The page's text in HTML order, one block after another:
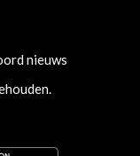
nieuws